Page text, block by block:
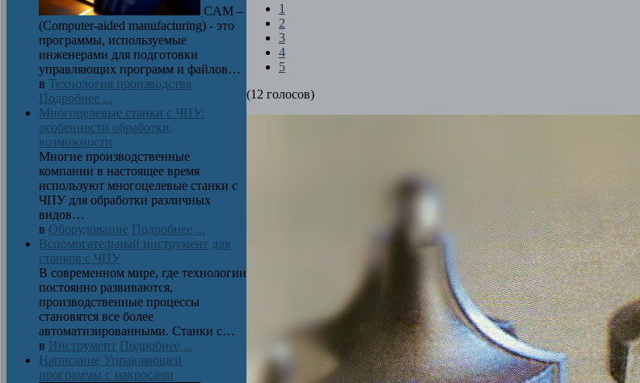
1
2
3
4
5
(12 голосов)
CAM –
(Computer-aided manufacturing) - это
программы, используемые
инженерами для подготовки
управляющих программ и файлов…
в Технология производства
Подробнее ...
Многоцелевые станки с ЧПУ:
особенности обработки,
возможности
Многие производственные
компании в настоящее время
используют многоцелевые станки с
ЧПУ для обработки различных
видов…
в Оборудование Подробнее ...
Вспомогательный инструмент для
станков с ЧПУ
В современном мире, где технологии
постоянно развиваются,
производственные процессы
становятся все более
автоматизированными. Станки с…
в Инструмент Подробнее ...
Написание Управляющей
программы с макросами